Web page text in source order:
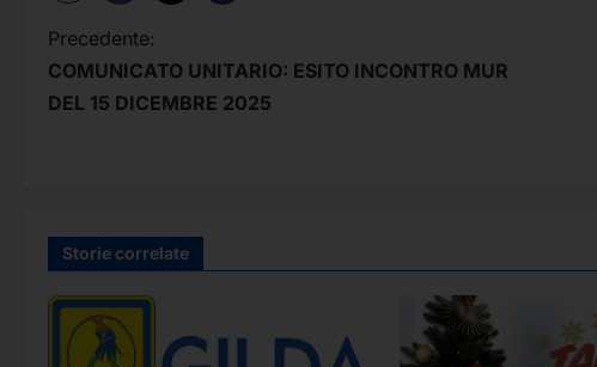
N
a
z
Precedente:
COMUNICATO UNITARIO: ESITO INCONTRO MUR
DEL 15 DICEMBRE 2025
Storie correlate